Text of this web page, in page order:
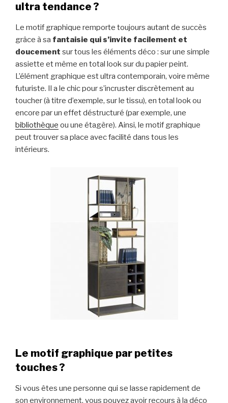
ultra tendance ?
Le motif graphique remporte toujours autant de succès
grâce à sa fantaisie qui s’invite facilement et
doucement sur tous les éléments déco : sur une simple
assiette et même en total look sur du papier peint.
L’élément graphique est ultra contemporain, voire même
futuriste. Il a le chic pour s’incruster discrètement au
toucher (à titre d’exemple, sur le tissu), en total look ou
encore par un effet déstructuré (par exemple, une
bibliothèque ou une étagère). Ainsi, le motif graphique
peut trouver sa place avec facilité dans tous les
intérieurs.
Le motif graphique par petites
touches ?
Si vous êtes une personne qui se lasse rapidement de
son environnement, vous pouvez avoir recours à la déco